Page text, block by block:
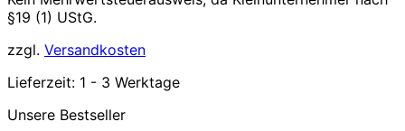
§19 (1) UStG.
zzgl. Versandkosten
Lieferzeit: 1 - 3 Werktage
Unsere Bestseller